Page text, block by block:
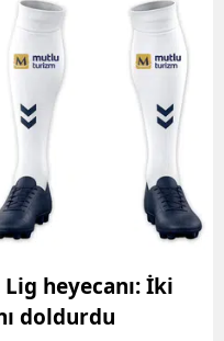
heyecanı: İki
doldurdu